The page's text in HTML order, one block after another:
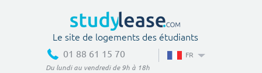
Le site de logements des étudiants
01 88 61 15 70
Du lundi au vendredi de 9h à 18h
FR